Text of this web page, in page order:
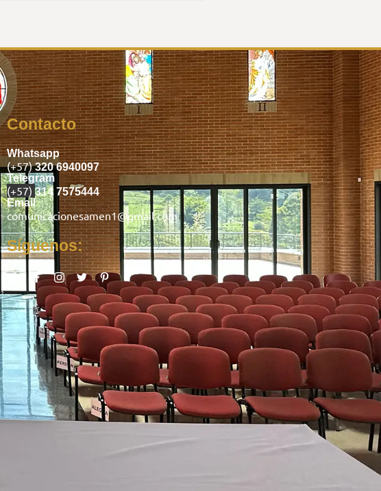
Contacto
Whatsapp
(+57)320 6940097
Telegram
(+57)314 7575444
Email
comunicacionesamen1@gmail.com
Síguenos: